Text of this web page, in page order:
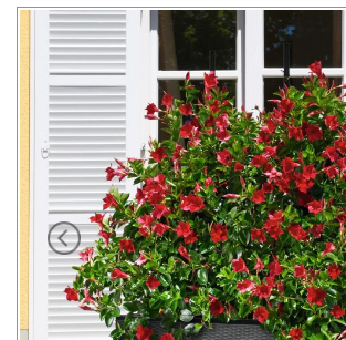
Hoppa
slutet
bildgalleriet